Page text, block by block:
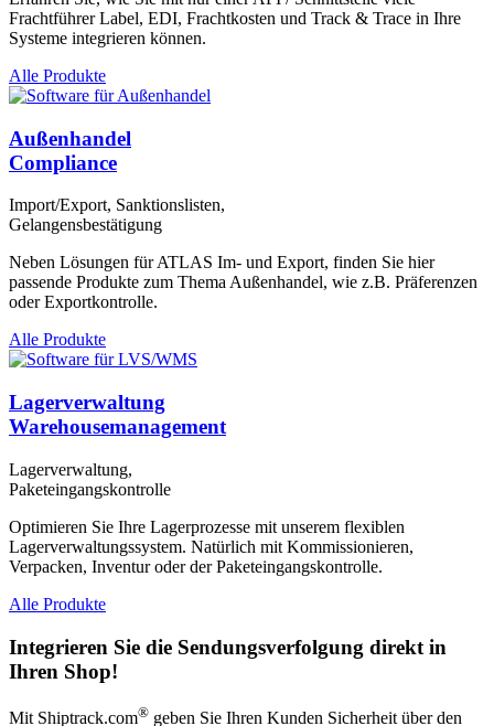
Frachtführer Label, EDI, Frachtkosten und Track & Trace in Ihre
Systeme integrieren können.
Alle Produkte
Außenhandel
Compliance
Import/Export, Sanktionslisten,
Gelangensbestätigung
Neben Lösungen für ATLAS Im- und Export, finden Sie hier
passende Produkte zum Thema Außenhandel, wie z.B. Präferenzen
oder Exportkontrolle.
Alle Produkte
Lagerverwaltung
Warehousemanagement
Lagerverwaltung,
Paketeingangskontrolle
Optimieren Sie Ihre Lagerprozesse mit unserem flexiblen
Lagerverwaltungssystem. Natürlich mit Kommissionieren,
Verpacken, Inventur oder der Paketeingangskontrolle.
Alle Produkte
Integrieren Sie die Sendungsverfolgung direkt in
Ihren Shop!
Mit Shiptrack.com® geben Sie Ihren Kunden Sicherheit über den